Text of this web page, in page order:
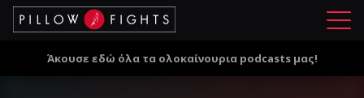
Μ
ο
Άκουσε εδώ όλα τα ολοκαίνουρια podcasts μας!